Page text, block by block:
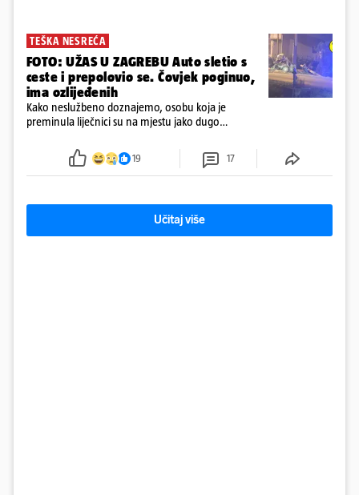
TEŠKA NESREĆA
FOTO: UŽAS U ZAGREBU Auto sletio s
ceste i prepolovio se. Čovjek poginuo,
ima ozlijeđenih
Kako neslužbeno doznajemo, osobu koja je
preminula liječnici su na mjestu jako dugo
19 17
Učitaj više